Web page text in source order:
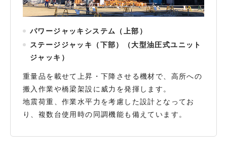
パワージャッキシステム（上部）
ステージジャッキ（下部）（大型油圧式ユニット
ジャッキ）
重量品を載せて上昇・下降させる機材で、高所への
搬入作業や橋梁架設に威力を発揮します。
地震荷重、作業水平力を考慮した設計となってお
り、複数台使用時の同調機能も備えています。